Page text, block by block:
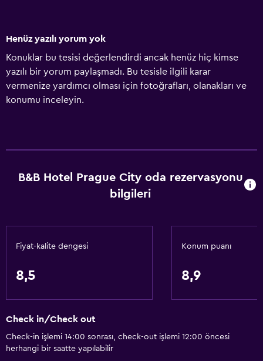
Henüz yazılı yorum yok
Konuklar bu tesisi değerlendirdi ancak henüz hiç kimse
yazılı bir yorum paylaşmadı. Bu tesisle ilgili karar
vermenize yardımcı olması için fotoğrafları, olanakları ve
konumu inceleyin.
B&B Hotel Prague City oda rezervasyonu
bilgileri
Fiyat-kalite dengesi
8,5
Konum puanı
8,9
Check in/Check out
Check-in işlemi 14:00 sonrası, check-out işlemi 12:00 öncesi
herhangi bir saatte yapılabilir